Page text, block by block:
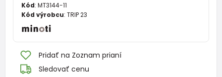
Kód: MT3144-11
Kód výrobcu: TRIP 23
Pridať na Zoznam prianí
Sledovať cenu